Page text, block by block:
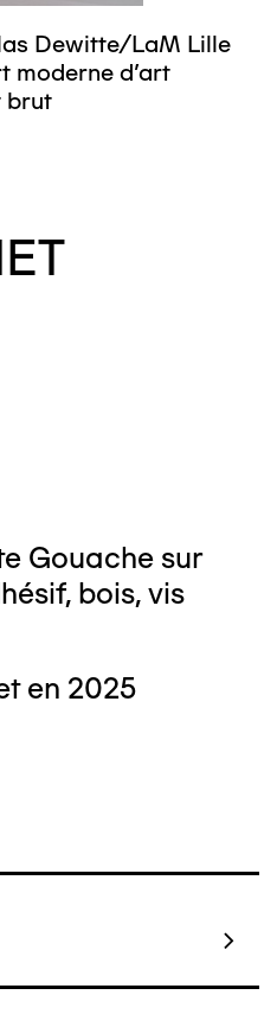
Dewitte/LaM Lille
moderne d’art
brut
Gouache sur
bois, vis
en 2025